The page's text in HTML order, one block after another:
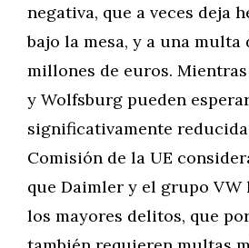
negativa, que a veces deja
bajo la mesa, y a una multa
millones de euros.
y Wolfsburg pueden
significativamente
Comisión de la UE
que Daimler y el grupo VW
los mayores delitos, que